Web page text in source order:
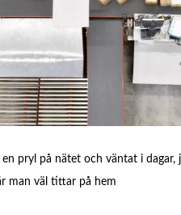
pryl på nätet och väntat i
man väl tittar på hem